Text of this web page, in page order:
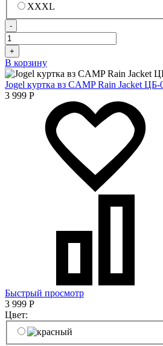
XXXL
-
+
В корзину
Jogel куртка вз CAMP Rain Jacket ЦБ-
3 999 Р
Быстрый просмотр
3 999 Р
Цвет: